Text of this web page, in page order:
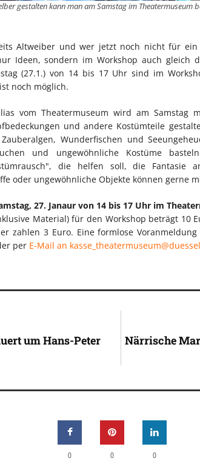
gestalten kann man am Samstag im Theatermuseum
Altweiber und wer jetzt noch nicht für ein
Ideen, sondern im Workshop auch gleich
(27.1.) von 14 bis 17 Uhr sind im
noch möglich.
vom Theatermuseum wird am Samstag
und andere Kostümteile
Wunderfischen und
und ungewöhnliche Kostüme
die helfen soll, die Fantasie
oder ungewöhnliche Objekte können gerne
27. Janaur von 14 bis 17 Uhr im
Material) für den Workshop beträgt 10
zahlen 3 Euro. Eine formlose
per E-Mail an
um Hans-Peter
Närrische
0 0 0